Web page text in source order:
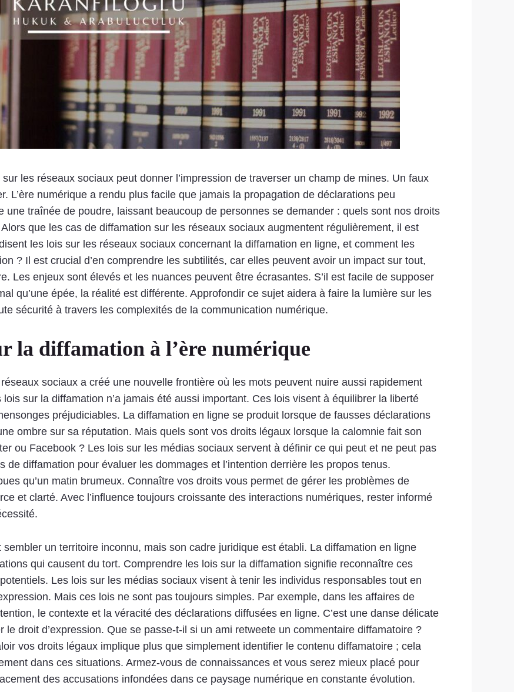
les réseaux sociaux peut donner l’impression de traverser un champ de mines. Un faux
L’ère numérique a rendu plus facile que jamais la propagation de déclarations peu
une traînée de poudre, laissant beaucoup de personnes se demander : quels sont nos droits
que les cas de diffamation sur les réseaux sociaux augmentent régulièrement, il est
les lois sur les réseaux sociaux concernant la diffamation en ligne, et comment les
? Il est crucial d’en comprendre les subtilités, car elles peuvent avoir un impact sur tout,
Les enjeux sont élevés et les nuances peuvent être écrasantes. S’il est facile de supposer
qu’une épée, la réalité est différente. Approfondir ce sujet aidera à faire la lumière sur les
sécurité à travers les complexités de la communication numérique.
la diffamation à l’ère numérique
sociaux a créé une nouvelle frontière où les mots peuvent nuire aussi rapidement
sur la diffamation n’a jamais été aussi important. Ces lois visent à équilibrer la liberté
préjudiciables. La diffamation en ligne se produit lorsque de fausses déclarations
ombre sur sa réputation. Mais quels sont vos droits légaux lorsque la calomnie fait son
ou Facebook ? Les lois sur les médias sociaux servent à définir ce qui peut et ne peut pas
diffamation pour évaluer les dommages et l’intention derrière les propos tenus.
qu’un matin brumeux. Connaître vos droits vous permet de gérer les problèmes de
et clarté. Avec l’influence toujours croissante des interactions numériques, rester informé
un territoire inconnu, mais son cadre juridique est établi. La diffamation en ligne
qui causent du tort. Comprendre les lois sur la diffamation signifie reconnaître ces
Les lois sur les médias sociaux visent à tenir les individus responsables tout en
Mais ces lois ne sont pas toujours simples. Par exemple, dans les affaires de
le contexte et la véracité des déclarations diffusées en ligne. C’est une danse délicate
droit d’expression. Que se passe-t-il si un ami retweete un commentaire diffamatoire ?
vos droits légaux implique plus que simplement identifier le contenu diffamatoire ; cela
dans ces situations. Armez-vous de connaissances et vous serez mieux placé pour
des accusations infondées dans ce paysage numérique en constante évolution.